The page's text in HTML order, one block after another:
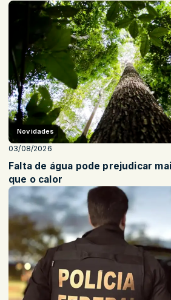
Novidades
03/08/2026
Falta de água pode prejudicar
que o calor